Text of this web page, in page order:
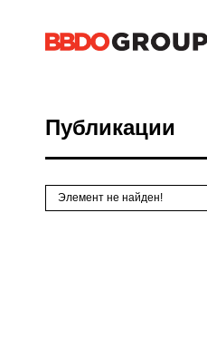
Публикации
Элемент не найден!